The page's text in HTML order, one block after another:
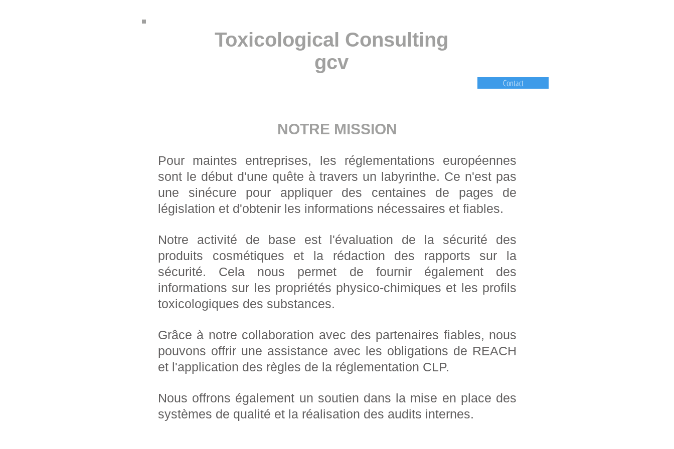
Toxicological Consulting
gcv
Contact
NOTRE MISSION
Pour maintes entreprises, les réglementations européennes
sont le début d'une quête à travers un labyrinthe. Ce n'est pas
une sinécure pour appliquer des centaines de pages de
législation et d'obtenir les informations nécessaires et fiables.
Notre activité de base est l'évaluation de la sécurité des
produits cosmétiques et la rédaction des rapports sur la
sécurité. Cela nous permet de fournir également des
informations sur les propriétés physico-chimiques et les profils
toxicologiques des substances.
Grâce à notre collaboration avec des partenaires fiables, nous
pouvons offrir une assistance avec les obligations de REACH
et l'application des règles de la réglementation CLP.
Nous offrons également un soutien dans la mise en place des
systèmes de qualité et la réalisation des audits internes.